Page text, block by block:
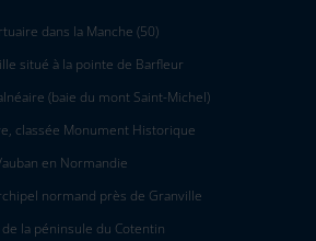
dans la Manche (50)
situé à la pointe de Barfleur
(baie du mont Saint-Michel)
classée Monument Historique
en Normandie
normand près de Granville
la péninsule du Cotentin